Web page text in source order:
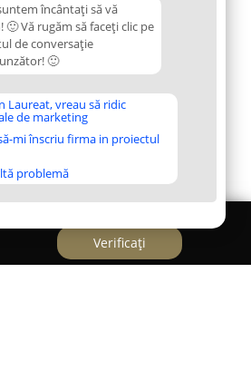
încântați să vă
🙂 Vă rugăm să faceți clic pe
de conversație
🙂
Laureat, vreau să ridic
de marketing
mi înscriu firma in proiectul
problemă
Verificați